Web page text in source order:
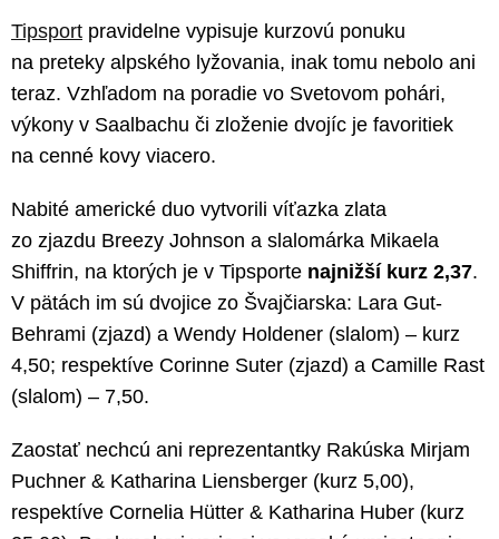
Tipsport pravidelne vypisuje kurzovú ponuku
na preteky alpského lyžovania, inak tomu nebolo ani
teraz. Vzhľadom na poradie vo Svetovom pohári,
výkony v Saalbachu či zloženie dvojíc je favoritiek
na cenné kovy viacero.
Nabité americké duo vytvorili víťazka zlata
zo zjazdu Breezy Johnson a slalomárka Mikaela
Shiffrin, na ktorých je v Tipsporte najnižší kurz 2,37.
V pätách im sú dvojice zo Švajčiarska: Lara Gut-
Behrami (zjazd) a Wendy Holdener (slalom) – kurz
4,50; respektíve Corinne Suter (zjazd) a Camille Rast
(slalom) – 7,50.
Zaostať nechcú ani reprezentantky Rakúska Mirjam
Puchner & Katharina Liensberger (kurz 5,00),
respektíve Cornelia Hütter & Katharina Huber (kurz